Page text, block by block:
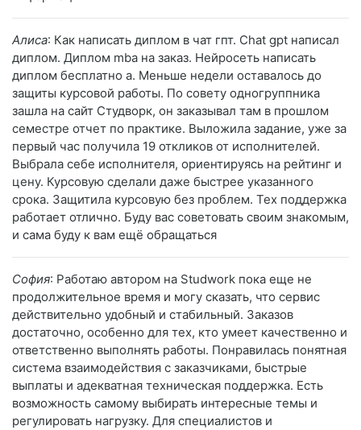
Алиса: Как написать диплом в чат гпт. Chat gpt написал
диплом. Диплом mba на заказ. Нейросеть написать
диплом бесплатно а. Меньше недели оставалось до
защиты курсовой работы. По совету одногруппника
зашла на сайт Студворк, он заказывал там в прошлом
семестре отчет по практике. Выложила задание, уже за
первый час получила 19 откликов от исполнителей.
Выбрала себе исполнителя, ориентируясь на рейтинг и
цену. Курсовую сделали даже быстрее указанного
срока. Защитила курсовую без проблем. Тех поддержка
работает отлично. Буду вас советовать своим знакомым,
и сама буду к вам ещё обращаться
София: Работаю автором на Studwork пока еще не
продолжительное время и могу сказать, что сервис
действительно удобный и стабильный. Заказов
достаточно, особенно для тех, кто умеет качественно и
ответственно выполнять работы. Понравилась понятная
система взаимодействия с заказчиками, быстрые
выплаты и адекватная техническая поддержка. Есть
возможность самому выбирать интересные темы и
регулировать нагрузку. Для специалистов и